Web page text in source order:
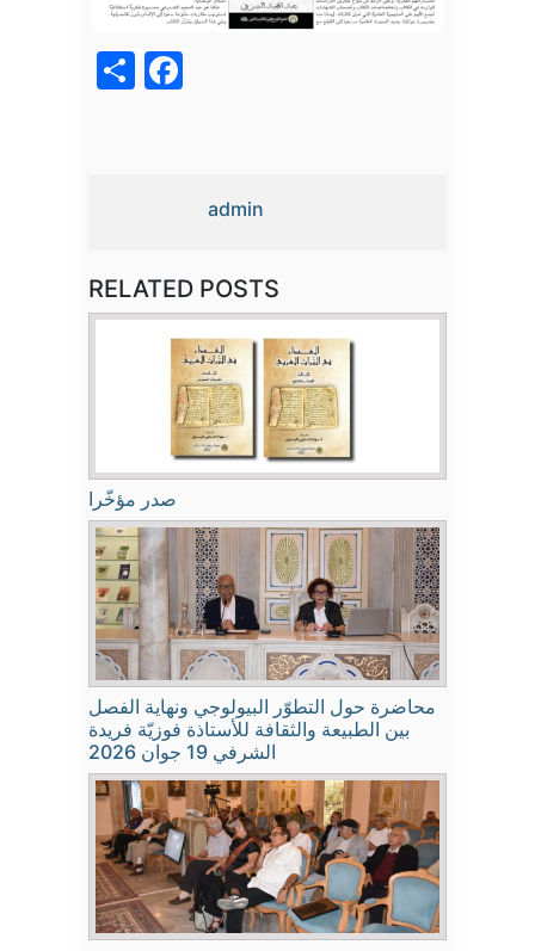
admin
RELATED POSTS
صدر مؤخّرا
محاضرة حول التطوّر البيولوجي ونهاية الفصل
بين الطبيعة والثقافة للأستاذة فوزيّة فريدة
الشرفي 19 جوان 2026